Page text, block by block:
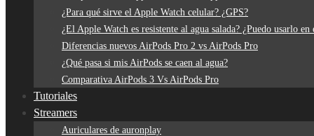
¿Para qué sirve el Apple Watch celular? ¿GPS?
¿El Apple Watch es resistente al agua salada? ¿Puedo usarlo en
Diferencias nuevos AirPods Pro 2 vs AirPods Pro
¿Qué pasa si mis AirPods se caen al agua?
Comparativa AirPods 3 Vs AirPods Pro
Tutoriales
Streamers
Auriculares de auronplay